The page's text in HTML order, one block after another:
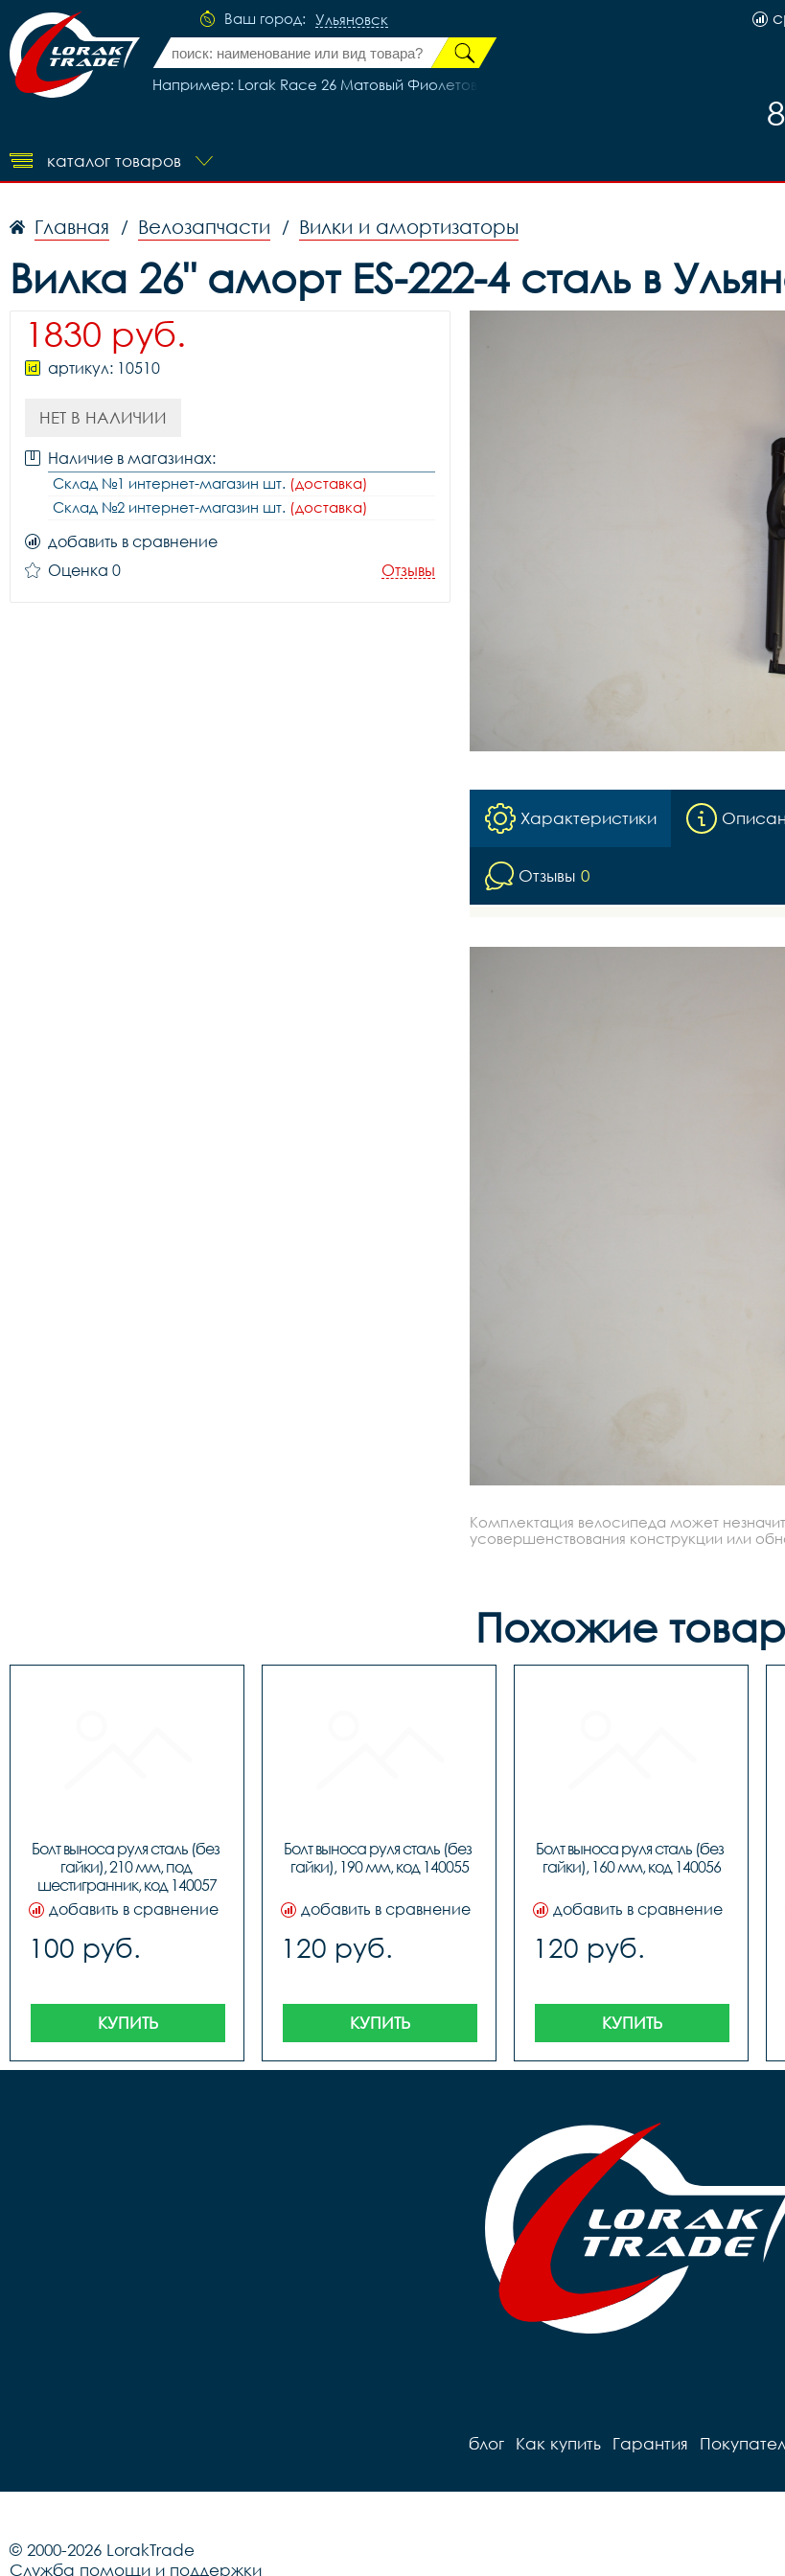
Ваш город: Ульяновск
Например: Lorak Race 26 Матовый Фиолетовый/Белый 13р (на рост 130-148)
каталог товаров
Главная / Велозапчасти / Вилки и амортизаторы
Вилка 26" аморт ES-222-4 сталь в
1830 руб.
артикул: 10510
НЕТ В НАЛИЧИИ
Наличие в магазинах:
Склад №1 интернет-магазин шт. (доставка)
Склад №2 интернет-магазин шт. (доставка)
добавить в сравнение
Оценка 0
Отзывы
Характеристики
Отзывы 0
Комплектация велосипеда может
усовершенствования конструкции или
Похожие
Болт выноса руля сталь (без
гайки), 210 мм, под
шестигранник, код 140057
добавить в сравнение
100 руб.
КУПИТЬ
Болт выноса руля сталь (без
гайки), 190 мм, код 140055
добавить в сравнение
120 руб.
КУПИТЬ
Болт выноса руля сталь (без
гайки), 160 мм, код 140056
добавить в сравнение
120 руб.
КУПИТЬ
блог Как купить Гарантия
© 2000-2026 LorakTrade
Служба помощи и поддержки